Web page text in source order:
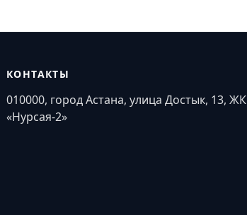
КОНТАКТЫ
010000, город Астана, улица Достык, 13, ЖК
«Нурсая-2»